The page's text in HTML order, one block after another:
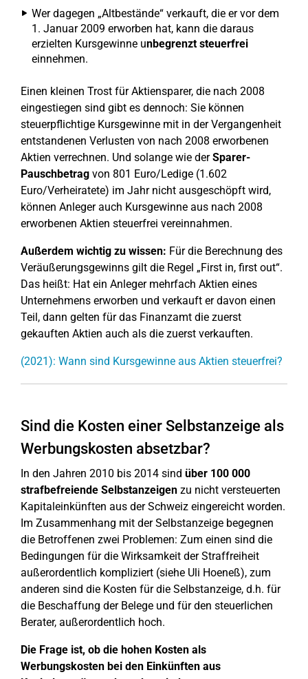
Wer dagegen „Altbestände“ verkauft, die er vor dem
1. Januar 2009 erworben hat, kann die daraus
erzielten Kursgewinne unbegrenzt steuerfrei
einnehmen.
Einen kleinen Trost für Aktiensparer, die nach 2008
eingestiegen sind gibt es dennoch: Sie können
steuerpflichtige Kursgewinne mit in der Vergangenheit
entstandenen Verlusten von nach 2008 erworbenen
Aktien verrechnen. Und solange wie derSparer-
Pauschbetrag von 801 Euro/Ledige (1.602
Euro/Verheiratete) im Jahr nicht ausgeschöpft wird,
können Anleger auch Kursgewinne aus nach 2008
erworbenen Aktien steuerfrei vereinnahmen.
Außerdem wichtig zu wissen: Für die Berechnung des
Veräußerungsgewinns gilt die Regel „First in, first out“.
Das heißt: Hat ein Anleger mehrfach Aktien eines
Unternehmens erworben und verkauft er davon einen
Teil, dann gelten für das Finanzamt die zuerst
gekauften Aktien auch als die zuerst verkauften.
(2021): Wann sind Kursgewinne aus Aktien steuerfrei?
Sind die Kosten einer Selbstanzeige als
Werbungskosten absetzbar?
In den Jahren 2010 bis 2014 sind über 100 000
strafbefreiende Selbstanzeigen zu nicht versteuerten
Kapitaleinkünften aus der Schweiz eingereicht worden.
Im Zusammenhang mit der Selbstanzeige begegnen
die Betroffenen zwei Problemen: Zum einen sind die
Bedingungen für die Wirksamkeit der Straffreiheit
außerordentlich kompliziert (siehe Uli Hoeneß), zum
anderen sind die Kosten für die Selbstanzeige, d.h. für
die Beschaffung der Belege und für den steuerlichen
Berater, außerordentlich hoch.
Die Frage ist, ob die hohen Kosten als
Werbungskosten bei den Einkünften aus